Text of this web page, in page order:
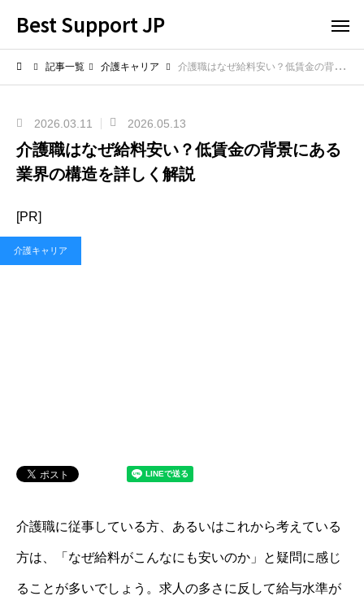
Best Support JP
記事一覧 介護キャリア 介護職はなぜ給料安い？低賃金の背景にある業界の構造を詳しく解説
2026.03.11 2026.05.13
介護職はなぜ給料安い？低賃金の背景にある
業界の構造を詳しく解説
[PR]
介護キャリア
介護職に従事している方、あるいはこれから考えている
方は、「なぜ給料がこんなにも安いのか」と疑問に感じ
ることが多いでしょう。求人の多さに反して給与水準が